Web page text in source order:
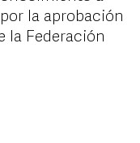
la aprobación
la Federación